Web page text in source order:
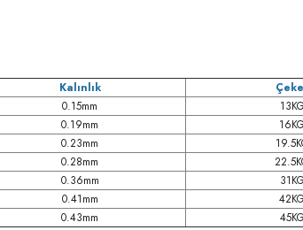
Kalınlık
0.15mm 13KG
0.19mm 16KG
0.23mm
0.28mm
0.36mm 31KG
0.41mm 42KG
0.43mm 45KG